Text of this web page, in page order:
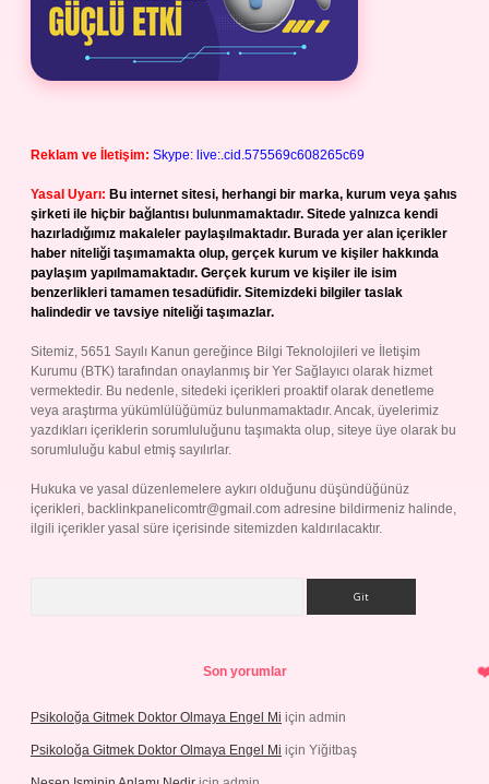
Reklam ve İletişim: Skype: live:.cid.575569c608265c69
Yasal Uyarı: Bu internet sitesi, herhangi bir marka, kurum veya şahıs
şirketi ile hiçbir bağlantısı bulunmamaktadır. Sitede yalnızca kendi
hazırladığımız makaleler paylaşılmaktadır. Burada yer alan içerikler
haber niteliği taşımamakta olup, gerçek kurum ve kişiler hakkında
paylaşım yapılmamaktadır. Gerçek kurum ve kişiler ile isim
benzerlikleri tamamen tesadüfidir. Sitemizdeki bilgiler taslak
halindedir ve tavsiye niteliği taşımazlar.
Sitemiz, 5651 Sayılı Kanun gereğince Bilgi Teknolojileri ve İletişim
Kurumu (BTK) tarafından onaylanmış bir Yer Sağlayıcı olarak hizmet
vermektedir. Bu nedenle, sitedeki içerikleri proaktif olarak denetleme
veya araştırma yükümlülüğümüz bulunmamaktadır. Ancak, üyelerimiz
yazdıkları içeriklerin sorumluluğunu taşımakta olup, siteye üye olarak bu
sorumluluğu kabul etmiş sayılırlar.
Hukuka ve yasal düzenlemelere aykırı olduğunu düşündüğünüz
içerikleri, backlinkpanelicomtr@gmail.com adresine bildirmeniz halinde,
ilgili içerikler yasal süre içerisinde sitemizden kaldırılacaktır.
Son yorumlar
Psikoloğa Gitmek Doktor Olmaya Engel Mi için admin
Psikoloğa Gitmek Doktor Olmaya Engel Mi için Yiğitbaş